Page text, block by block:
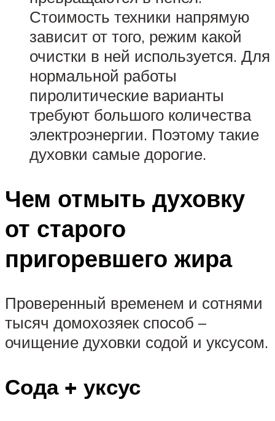
Стоимость техники напрямую
зависит от того, режим какой
очистки в ней используется. Для
нормальной работы
пиролитические варианты
требуют большого количества
электроэнергии. Поэтому такие
духовки самые дорогие.
Чем отмыть духовку
от старого
пригоревшего жира
Проверенный временем и сотнями
тысяч домохозяек способ –
очищение духовки содой и уксусом.
Сода + уксус